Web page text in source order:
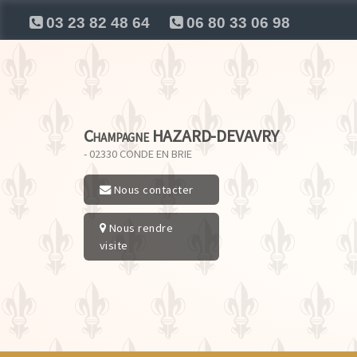
03 23 82 48 64 06 80 33 06 98
Champagne HAZARD-DEVAVRY
- 02330 CONDE EN BRIE
Nous contacter
Nous rendre
visite